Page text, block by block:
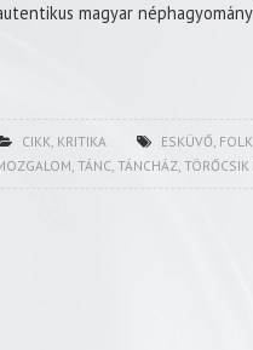
magyar
CIKK, KRITIKA ESKÜVŐ, FOLK
, TÁNC, TÁNCHÁZ,